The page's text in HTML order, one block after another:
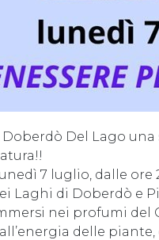
Doberdò Del Lago
7 luglio, dalle ore
Laghi di Doberdò e
nei profumi del
delle